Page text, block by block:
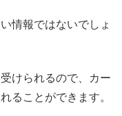
情報ではないでしょ
けられるので、カー
ることができます。